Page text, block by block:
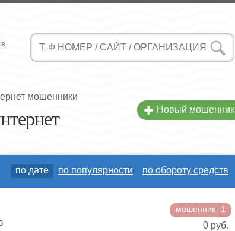
мошенники
Новый мошенник
по дате по популярности по обороту средств
мошенник 1
0 руб.